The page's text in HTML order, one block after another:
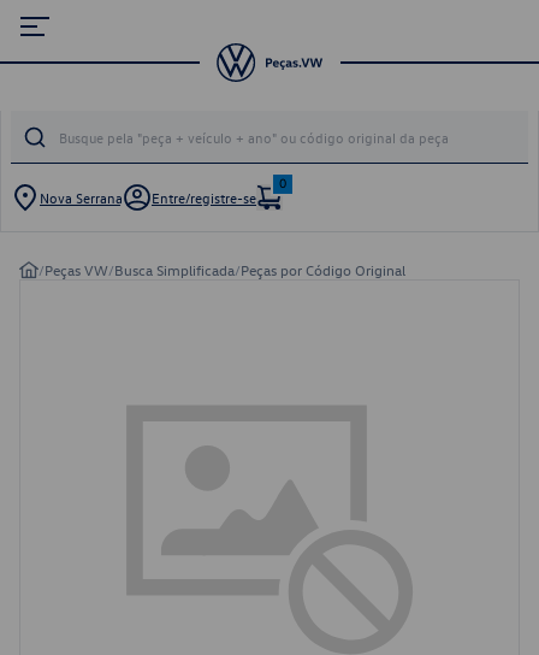
Nova Serrana Entre/registre-se
0
/Peças VW/Busca Simplificada/Peças por Código Original